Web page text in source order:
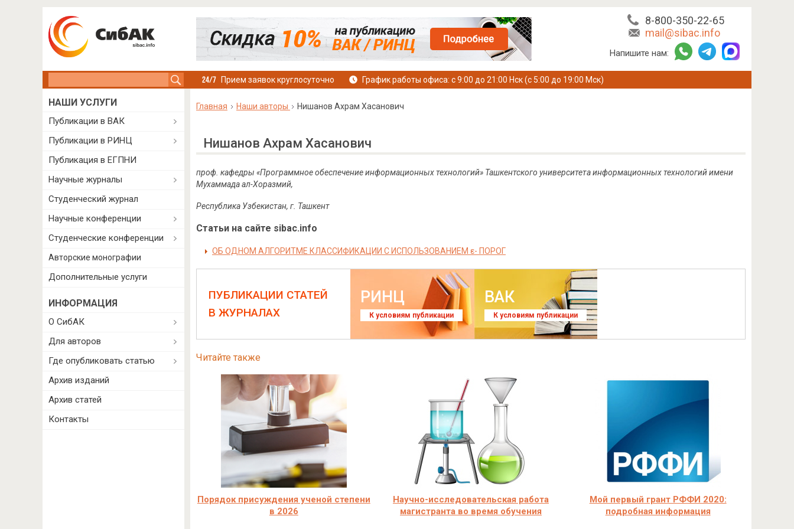
8-800-350-22-65
mail@sibac.info
Напишите нам:
Прием заявок круглосуточно График работы офиса: с 9:00 до 21:00 Нск (с 5:00 до 19:00 Мск)
Главная Наши авторы Нишанов Ахрам Хасанович
Нишанов Ахрам Хасанович
проф. кафедры «Программное обеспечение информационных технологий»Ташкентского университета информационных технологий имени
Мухаммада ал-Хоразмий,
Республика Узбекистан, г. Ташкент
Статьи на сайте sibac.info
ОБ ОДНОМ АЛГОРИТМЕ КЛАССИФИКАЦИИ С ИСПОЛЬЗОВАНИЕМ ε- ПОРОГ
ПУБЛИКАЦИИ СТАТЕЙ
В ЖУРНАЛАХ
РИНЦ
К условиям публикации
ВАК
К условиям публикации
Читайте также
Порядок присуждения ученой степени
в 2026
Научно-исследовательская работа
магистранта во время обучения
Мой первый грант РФФИ 2020:
подробная информация
НАШИ УСЛУГИ
Публикации в ВАК
Публикации в РИНЦ
Публикация в ЕГПНИ
Научные журналы
Студенческий журнал
Научные конференции
Студенческие конференции
Авторские монографии
Дополнительные услуги
ИНФОРМАЦИЯ
О СибАК
Для авторов
Где опубликовать статью
Архив изданий
Архив статей
Контакты